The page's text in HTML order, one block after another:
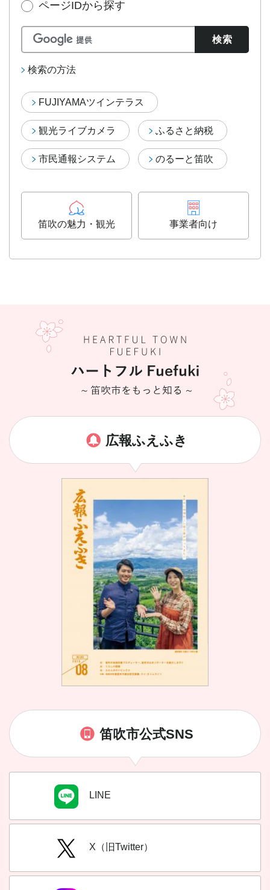
ページIDから探す
検索の方法
FUJIYAMAツインテラス
観光ライブカメラ ふるさと納税
市民通報システム のるーと笛吹
笛吹の魅力・観光 事業者向け
広報ふえふき
笛吹市公式SNS
LINE
X（旧Twitter）